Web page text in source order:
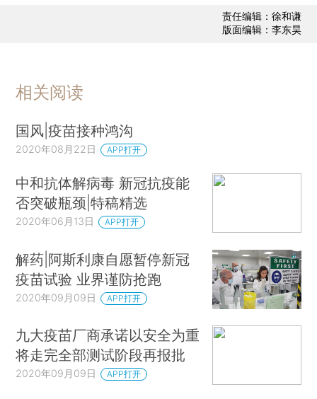
责任编辑：徐和谦
版面编辑：李东昊
相关阅读
国风|疫苗接种鸿沟
2020年08月22日 APP打开
中和抗体解病毒 新冠抗疫能
否突破瓶颈|特稿精选
2020年06月13日 APP打开
解药|阿斯利康自愿暂停新冠
疫苗试验 业界谨防抢跑
2020年09月09日 APP打开
九大疫苗厂商承诺以安全为重
将走完全部测试阶段再报批
2020年09月09日 APP打开